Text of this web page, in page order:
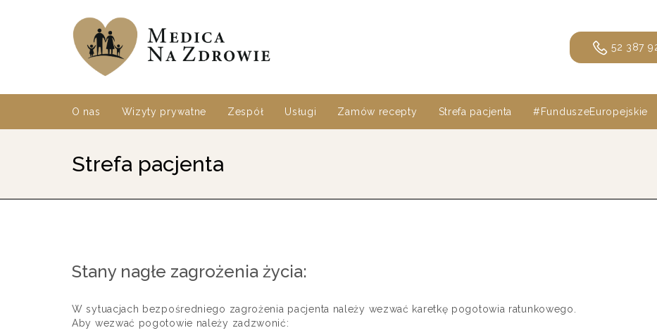
52 387
O nas Wizyty prywatne Zespół Usługi Zamów recepty Strefa pacjenta #FunduszeEuropejskie
Strefa pacjenta
Stany nagłe zagrożenia życia:
W sytuacjach bezpośredniego zagrożenia pacjenta należy wezwać karetkę pogotowia ratunkowego.
Aby wezwać pogotowie należy zadzwonić: